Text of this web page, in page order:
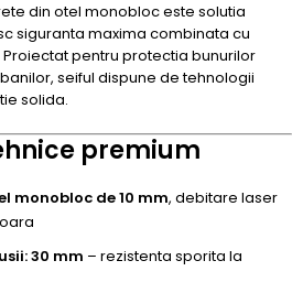
din otel monobloc este solutia
siguranta maxima combinata cu
pentru protectia bunurilor
seiful dispune de tehnologii
solida.
premium
monobloc de 10 mm, debitare laser
30 mm – rezistenta sporita la